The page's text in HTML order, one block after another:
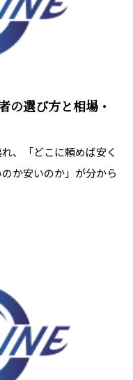
の選び方と相場・
、「どこに頼めば安く
か安いのか」が分から